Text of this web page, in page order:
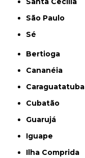
São Paulo
Sé
Bertioga
Cananéia
Caraguatatuba
Cubatão
Guarujá
Iguape
Ilha Comprida